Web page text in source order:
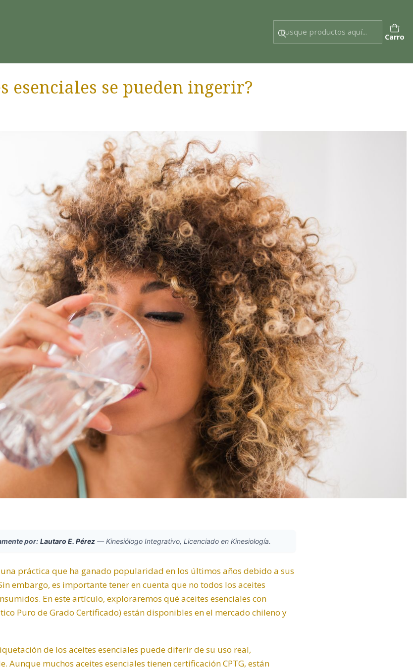
Carro
esenciales se pueden ingerir?
por: Lautaro E. Pérez—Kinesiólogo Integrativo, Licenciado en Kinesiología.
una práctica que ha ganado popularidad en los últimos años debido a sus
embargo, es importante tener en cuenta que no todos los aceites
En este artículo, exploraremos qué aceites esenciales con
Puro de Grado Certificado) están disponibles en el mercado chileno y
de los aceites esenciales puede diferir de su uso real,
Aunque muchos aceites esenciales tienen certificación CPTG, están